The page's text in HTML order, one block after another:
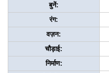
बुनें:
रंग:
वज़न:
चौड़ाई:
निर्माण: